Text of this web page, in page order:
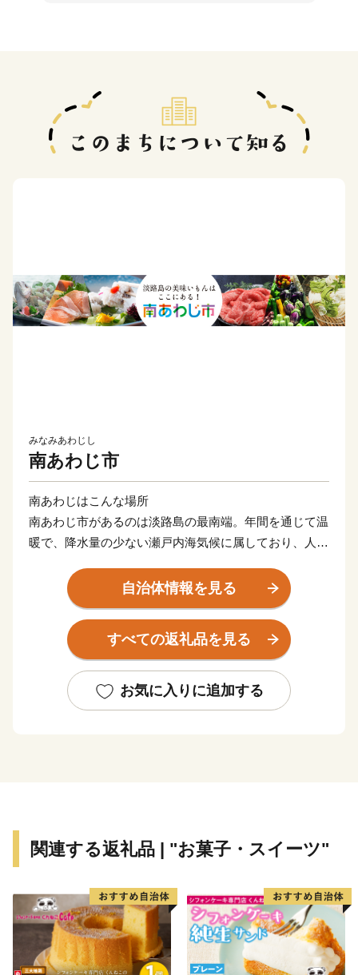
みなみあわじし
南あわじ市
南あわじはこんな場所
南あわじ市があるのは淡路島の最南端。年間を通じて温
暖で、降水量の少ない瀬戸内海気候に属しており、人口
ルと、淡路島の中でも人口、面積とも最大の市。「島」
といっても、島の両端は橋とつながっています。
神戸や大阪、四国からもアクセスしやすく、高速バスだ
と、京阪神から約２時間。徳島方面から約１時間です。
の生産とＰＲに力を入れています。
自治体情報を見る
すべての返礼品を見る
お気に入りに追加する
関連する返礼品 | "お菓子・スイーツ"